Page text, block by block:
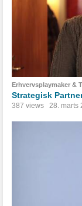
Erhvervsplaymaker &
Strategisk
387 views 28. marts